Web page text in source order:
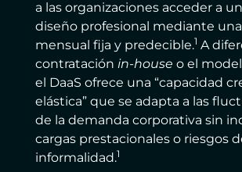
a las organizaciones acceder a
diseño profesional mediante
mensual fija y predecible.1 A
contratación in-house o el
el DaaS ofrece una “capacidad
elástica” que se adapta a las
de la demanda corporativa sin
cargas prestacionales o riesgos
informalidad.1